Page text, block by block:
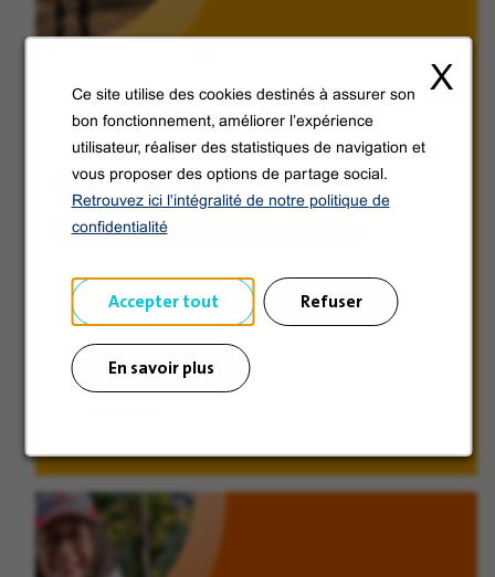
X
Ce site utilise des cookies destinés à assurer son
bon fonctionnement, améliorer l’expérience
utilisateur, réaliser des statistiques de navigation et
vous proposer des options de partage social.
Retrouvez ici l'intégralité de notre politique de
confidentialité
Accepter tout Refuser
En savoir plus
Veolia de A à V
Découvrez en images le Groupe Veolia.